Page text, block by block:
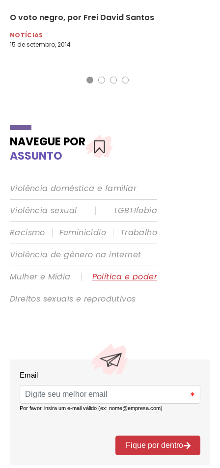
O voto negro, por Frei David Santos
NOTÍCIAS
15 de setembro, 2014
NAVEGUE POR
ASSUNTO
Violência doméstica e familiar
Violência sexual
|
LGBTIfobia
Racismo
| Feminicídio |
Trabalho
Violência de gênero na internet
Mulher e Mídia
|
Política e poder
Direitos sexuais e reprodutivos